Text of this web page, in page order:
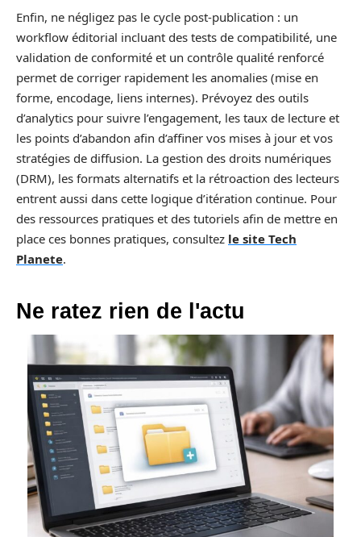
Enfin, ne négligez pas le cycle post-publication : un
workflow éditorial incluant des tests de compatibilité, une
validation de conformité et un contrôle qualité renforcé
permet de corriger rapidement les anomalies (mise en
forme, encodage, liens internes). Prévoyez des outils
d’analytics pour suivre l’engagement, les taux de lecture et
les points d’abandon afin d’affiner vos mises à jour et vos
stratégies de diffusion. La gestion des droits numériques
(DRM), les formats alternatifs et la rétroaction des lecteurs
entrent aussi dans cette logique d’itération continue. Pour
des ressources pratiques et des tutoriels afin de mettre en
place ces bonnes pratiques, consultez le site Tech
Planete.
Ne ratez rien de l'actu